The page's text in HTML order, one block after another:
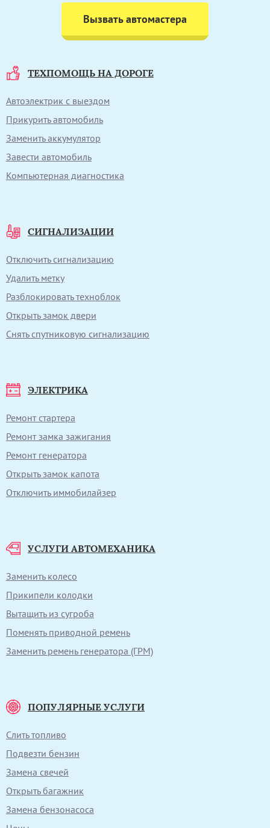
ТЕХПОМОЩЬ НА ДОРОГЕ
Автоэлектрик с выездом
Прикурить автомобиль
Заменить аккумулятор
Завести автомобиль
Компьютерная диагностика
СИГНАЛИЗАЦИИ
Отключить сигнализацию
Удалить метку
Разблокировать техноблок
Открыть замок двери
Снять спутниковую сигнализацию
ЭЛЕКТРИКА
Ремонт стартера
Ремонт замка зажигания
Ремонт генератора
Открыть замок капота
Отключить иммобилайзер
УСЛУГИ АВТОМЕХАНИКА
Заменить колесо
Прикипели колодки
Вытащить из сугроба
Поменять приводной ремень
Заменить ремень генератора (ГРМ)
ПОПУЛЯРНЫЕ УСЛУГИ
Слить топливо
Подвезти бензин
Замена свечей
Открыть багажник
Замена бензонасоса
Вызвать автомастера